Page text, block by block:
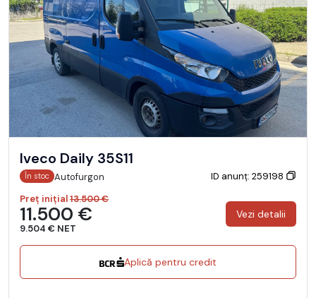
Iveco Daily 35S11
În stoc Autofurgon
ID anunț: 259198
Preț inițial13.500 €
11.500 €
9.504 € NET
Vezi detalii
Aplică pentru credit